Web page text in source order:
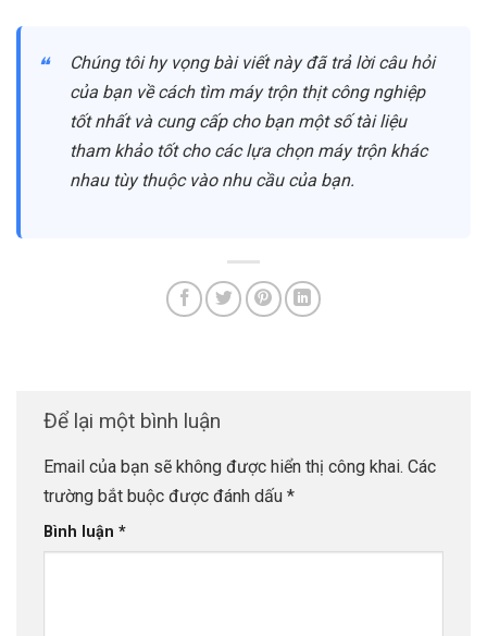
Chúng tôi hy vọng bài viết này đã trả lời câu hỏi
của bạn về cách tìm máy trộn thịt công nghiệp
tốt nhất và cung cấp cho bạn một số tài liệu
tham khảo tốt cho các lựa chọn máy trộn khác
nhau tùy thuộc vào nhu cầu của bạn.
Để lại một bình luận
Email của bạn sẽ không được hiển thị công khai. Các
trường bắt buộc được đánh dấu *
Bình luận *